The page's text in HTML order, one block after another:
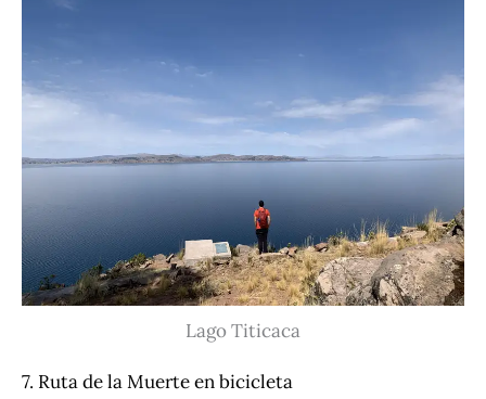
Lago Titicaca
7. Ruta de la Muerte en bicicleta